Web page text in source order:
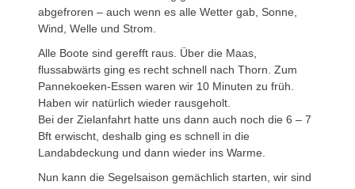
abgefroren – auch wenn es alle Wetter gab, Sonne,
Wind, Welle und Strom.
Alle Boote sind gerefft raus. Über die Maas,
flussabwärts ging es recht schnell nach Thorn. Zum
Pannekoeken-Essen waren wir 10 Minuten zu früh.
Haben wir natürlich wieder rausgeholt.
Bei der Zielanfahrt hatte uns dann auch noch die 6 – 7
Bft erwischt, deshalb ging es schnell in die
Landabdeckung und dann wieder ins Warme.
Nun kann die Segelsaison gemächlich starten, wir sind